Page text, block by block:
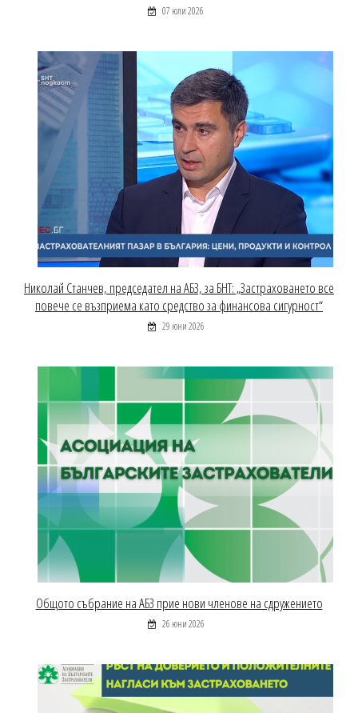
07 юли 2026
Николай Станчев, председател на АБЗ, за БНТ: „Застраховането все
повече се възприема като средство за финансова сигурност“
29 юни 2026
Общото събрание на АБЗ прие нови членове на сдружението
26 юни 2026